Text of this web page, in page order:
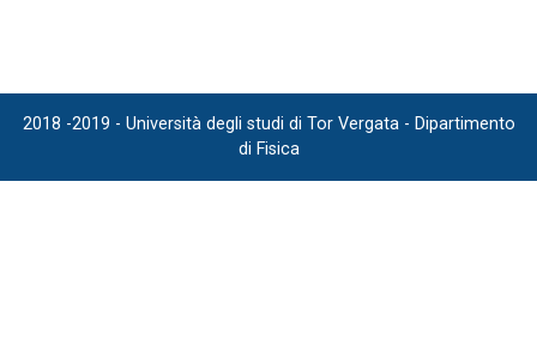
2018 -2019 - Università degli studi di Tor Vergata - Dipartimento
di Fisica